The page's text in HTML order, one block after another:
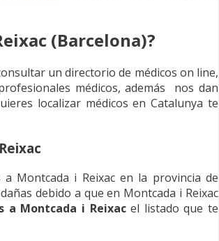
(Barcelona)?
un directorio de médicos on line,
médicos, además nos dan
localizar médicos en Catalunya te
Montcada i Reixac en la provincia de
debido a que en Montcada i Reixac
a Montcada i Reixacel listado que te